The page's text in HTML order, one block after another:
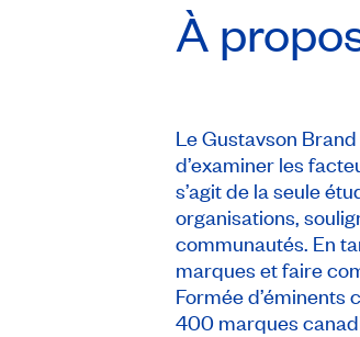
À
Le Gustavson
d’examiner les
s’agit de la seule
organisations,
communautés. En
marques et faire
Formée
400 marques